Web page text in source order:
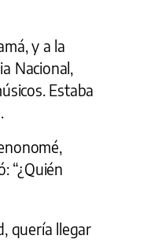
y a la
Nacional,
Estaba
“¿Quién
quería llegar